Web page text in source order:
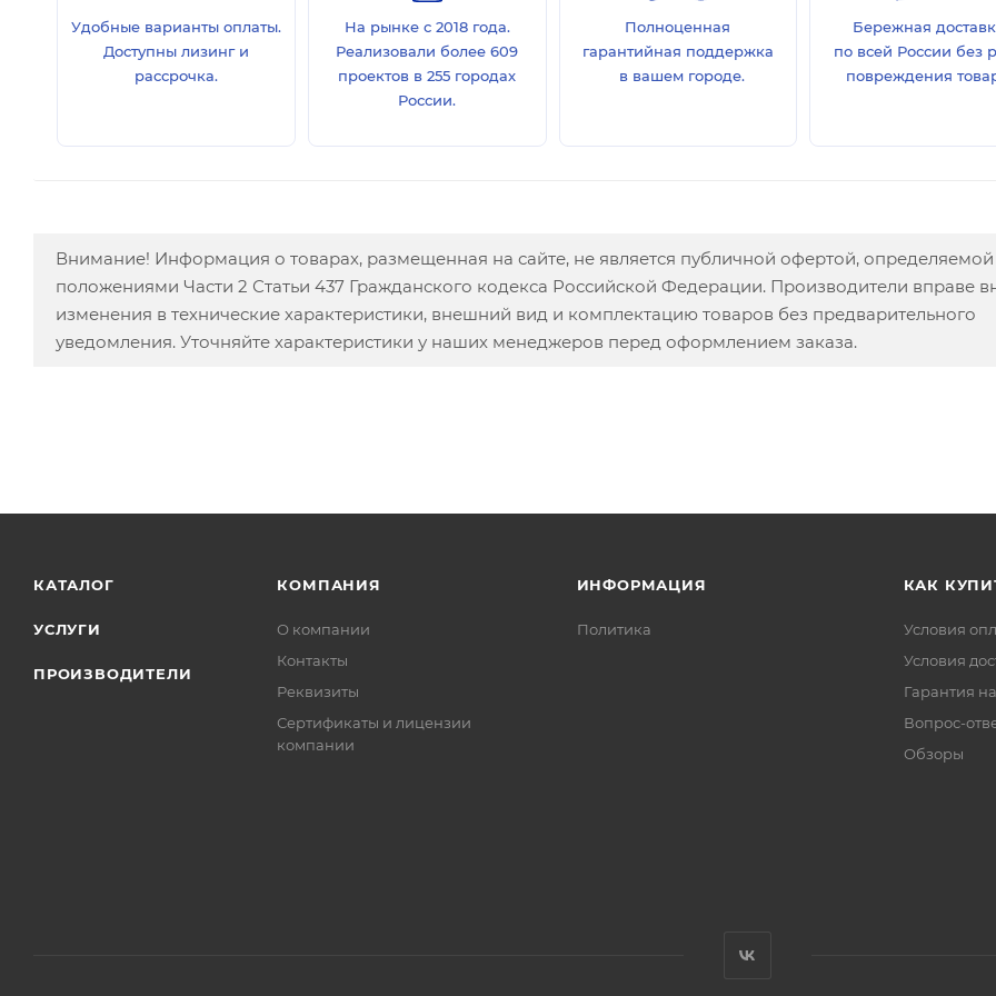
Удобные варианты оплаты.
Доступны лизинг и
рассрочка.
На рынке с 2018 года.
Реализовали более 609
проектов в 255 городах
России.
Полноценная
гарантийная поддержка
в вашем городе.
Бережная
по всей России без
повреждения
Внимание! Информация о товарах, размещенная на сайте, не является публичной офертой, определяемой
положениями Части 2 Статьи 437 Гражданского кодекса Российской Федерации. Производители вправе
изменения в технические характеристики, внешний вид и комплектацию товаров без предварительного
уведомления. Уточняйте характеристики у наших менеджеров перед оформлением заказа.
КАТАЛОГ
УСЛУГИ
ПРОИЗВОДИТЕЛИ
КОМПАНИЯ
О компании
Контакты
Реквизиты
Сертификаты и лицензии
компании
ИНФОРМАЦИЯ
Политика
КАК
Условия
Условия
Гарантия
Вопрос-
Обзоры